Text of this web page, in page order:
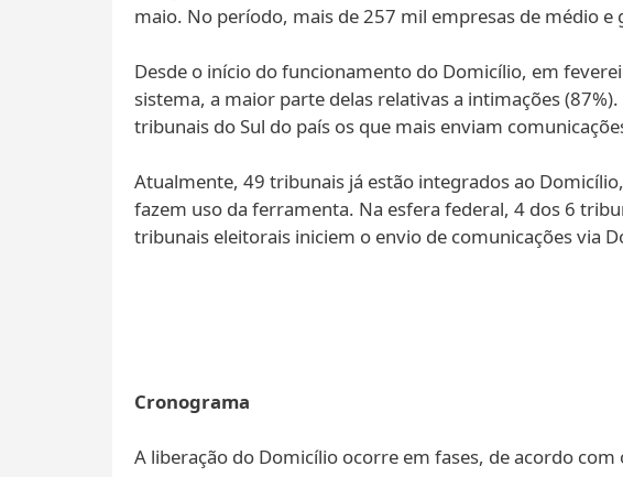
maio. No período, mais de 257 mil empresas de médio
Desde o início do funcionamento do Domicílio, em
sistema, a maior parte delas relativas a intimações
tribunais do Sul do país os que mais enviam
Atualmente, 49 tribunais já estão integrados ao
fazem uso da ferramenta. Na esfera federal, 4 dos 6
tribunais eleitorais iniciem o envio de comunicações via
Cronograma
A liberação do Domicílio ocorre em fases, de acordo